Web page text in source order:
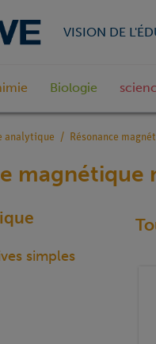
VISION DE
Biologie
analytique Résonance
magnétique
simples